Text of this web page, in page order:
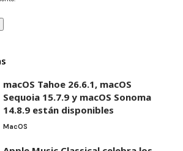
macOS Tahoe 26.6.1, macOS
Sequoia 15.7.9 y macOS Sonoma
14.8.9 están disponibles
MacOS